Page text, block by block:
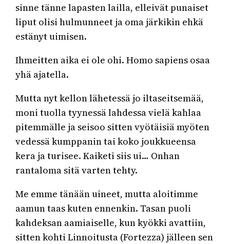
sinne tänne lapasten lailla, elleivät punaiset
liput olisi hulmunneet ja oma järkikin ehkä
estänyt uimisen.
Ihmeitten aika ei ole ohi. Homo sapiens osaa
yhä ajatella.
Mutta nyt kellon lähetessä jo iltaseitsemää,
moni tuolla tyynessä lahdessa vielä kahlaa
pitemmälle ja seisoo sitten vyötäisiä myöten
vedessä kumppanin tai koko joukkueensa
kera ja turisee. Kaiketi siis ui… Onhan
rantaloma sitä varten tehty.
Me emme tänään uineet, mutta aloitimme
aamun taas kuten ennenkin. Tasan puoli
kahdeksan aamiaiselle, kun kyökki avattiin,
sitten kohti Linnoitusta (Fortezza) jälleen sen